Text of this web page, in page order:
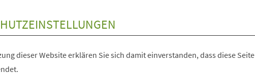
dieser Website erklären Sie sich damit einverstanden, dass diese Seite